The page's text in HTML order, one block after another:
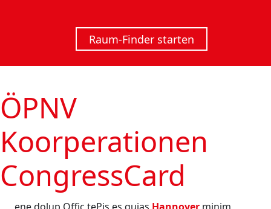
Raum-Finder starten
ÖPNV
Koorperationen
CongressCard